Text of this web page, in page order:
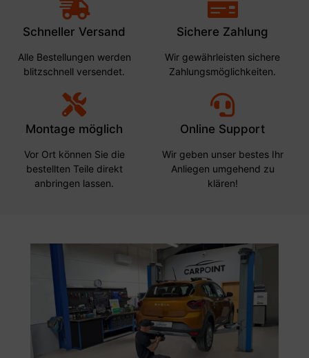
Schneller Versand
Alle Bestellungen werden
blitzschnell versendet.
Sichere Zahlung
Wir gewährleisten sichere
Zahlungsmöglichkeiten.
Montage möglich
Vor Ort können Sie die
bestellten Teile direkt
anbringen lassen.
Online Support
Wir geben unser bestes Ihr
Anliegen umgehend zu
klären!